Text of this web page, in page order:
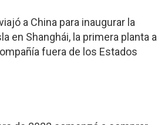
a China para inaugurar la
en Shanghái, la primera planta a
fuera de los Estados